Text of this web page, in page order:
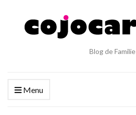
Blog de Familie
Menu